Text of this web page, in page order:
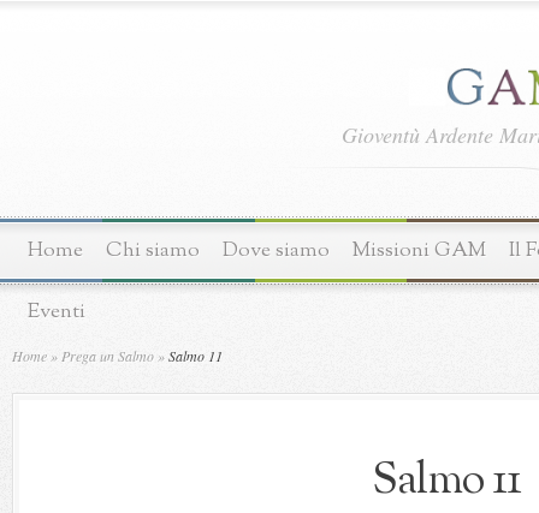
Gioventù Ardente
Home Chi siamo Dove siamo Missioni GAM Il
Eventi
Home » Prega un Salmo »Salmo 11
Salmo 11